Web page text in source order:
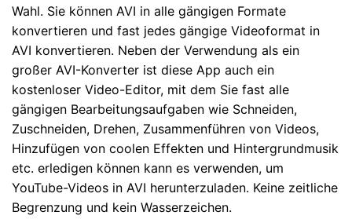
Wahl. Sie können AVI in alle gängigen Formate
konvertieren und fast jedes gängige Videoformat in
AVI konvertieren. Neben der Verwendung als ein
großer AVI-Konverter ist diese App auch ein
kostenloser Video-Editor, mit dem Sie fast alle
gängigen Bearbeitungsaufgaben wie Schneiden,
Zuschneiden, Drehen, Zusammenführen von Videos,
Hinzufügen von coolen Effekten und Hintergrundmusik
etc. erledigen können kann es verwenden, um
YouTube-Videos in AVI herunterzuladen. Keine zeitliche
Begrenzung und kein Wasserzeichen.